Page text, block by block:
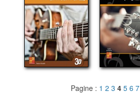
Pagine : 1 2 3 4 5 6 7